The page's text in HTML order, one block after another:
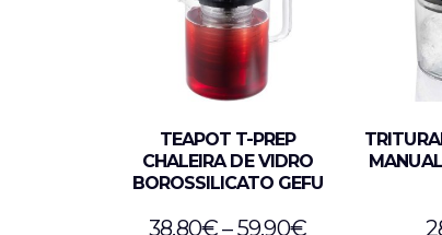
TEAPOT T-PREP
CHALEIRA DE VIDRO
BOROSSILICATO GEFU
38,80€–59,90€